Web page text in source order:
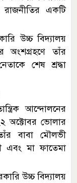
একটি
উচ্চ বিদ্যালয়
অংশগ্রহণে তাঁর
শেষ শ্রদ্ধা
আন্দোলনের
অক্টোবর ভোলার
বাবা মৌলভী
মা ফাতেমা
উচ্চ বিদ্যালয়